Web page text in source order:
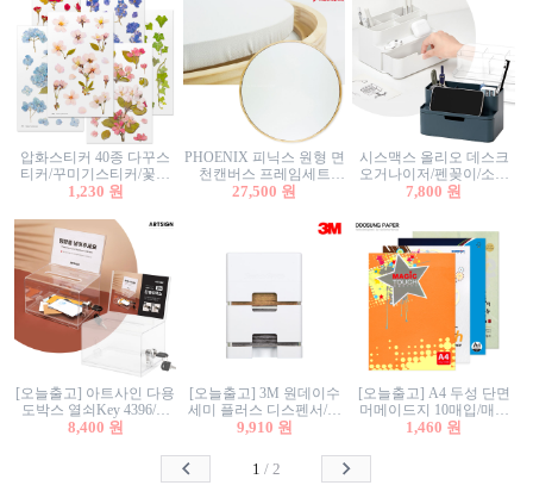
압화스티커 40종 다꾸스
티커/꾸미기스티커/꽃스
티커/압화꽃책갈피/팬시
1,230 원
PHOENIX 피닉스 원형 면
천캔버스 프레임세트
30cm/원형캔버스/플로팅
27,500 원
시스맥스 올리오 데스크
오거나이저/펜꽂이/소품
꽂이/소품함/정리함/수납
7,800 원
[오늘출고] 아트사인 다용
도박스 열쇠Key 4396/투
표함/건의함/모금함/응모
8,400 원
[오늘출고] 3M 원데이수
세미 플러스 디스펜서/소
프트수세미5매+강력수세
9,910 원
[오늘출고] A4 두성 단면
머메이드지 10매입/매직
터치/색지/색상지/색복사
칼라색지/고급복사지
1,460 원
1 / 2